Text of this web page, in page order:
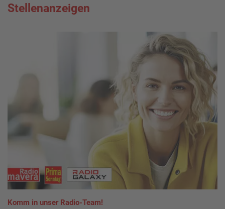
Stellenanzeigen
Komm in unser Radio-Team!